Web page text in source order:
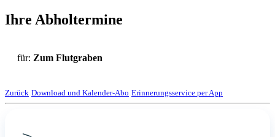
Ihre Abholtermine
für: Zum Flutgraben
Zurück Download und Kalender-Abo Erinnerungsservice per App